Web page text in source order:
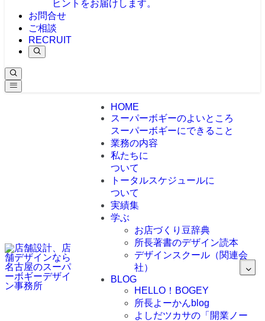
ヒントをお届けします。
お問合せ
ご相談
RECRUIT
HOME
スーパーボギーのよいところ
スーパーボギーにできること
業務の内容
私たちに
ついて
トータルスケジュールに
ついて
実績集
学ぶ
お店づくり豆辞典
所長著書のデザイン読本
デザインスクール（関連会
社）
BLOG
HELLO！BOGEY
所長よーかんblog
よしだツカサの「開業ノー